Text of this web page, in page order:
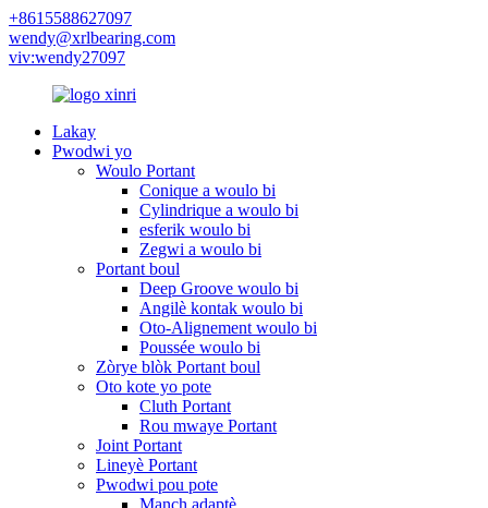
+8615588627097
wendy@xrlbearing.com
viv:wendy27097
Lakay
Pwodwi yo
Woulo Portant
Conique a woulo bi
Cylindrique a woulo bi
esferik woulo bi
Zegwi a woulo bi
Portant boul
Deep Groove woulo bi
Angilè kontak woulo bi
Oto-Alignement woulo bi
Poussée woulo bi
Zòrye blòk Portant boul
Oto kote yo pote
Cluth Portant
Rou mwaye Portant
Joint Portant
Lineyè Portant
Pwodwi pou pote
Manch adaptè